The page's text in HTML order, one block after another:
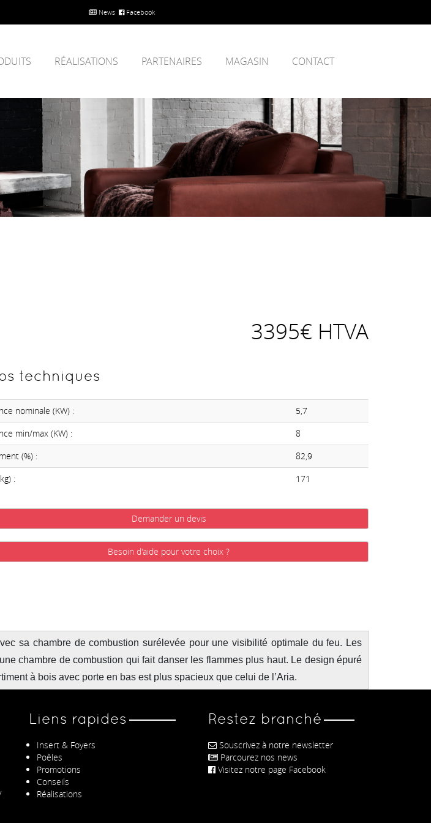
News Facebook
RÉALISATIONS PARTENAIRES MAGASIN CONTACT
3395€ HTVA
techniques
nominale (KW) :
5,7
min/max (KW) :
8
(%) :
82,9
:
171
Demander un devis
Besoin d'aide pour votre choix ?
sa chambre de combustion surélevée pour une visibilité optimale du feu. Les
chambre de combustion qui fait danser les flammes plus haut. Le design épuré
à bois avec porte en bas est plus spacieux que celui de l’Aria.
Liens rapides
Insert & Foyers
Poêles
Promotions
Conseils
Réalisations
Restez branché
Souscrivez à notre newsletter
Parcourez nos news
Visitez notre page Facebook